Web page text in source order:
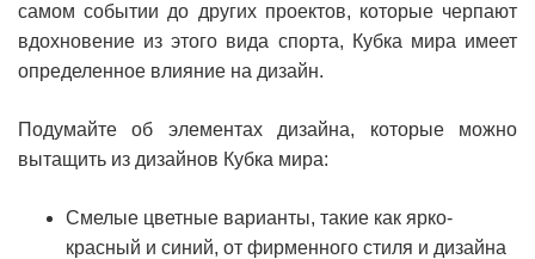
самом событии до других проектов, которые черпают
вдохновение из этого вида спорта, Кубка мира имеет
определенное влияние на дизайн.
Подумайте об элементах дизайна, которые можно
вытащить из дизайнов Кубка мира:
Смелые цветные варианты, такие как ярко-
красный и синий, от фирменного стиля и дизайна